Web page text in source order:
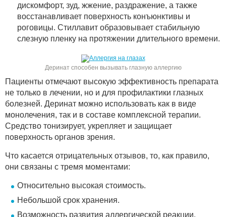
дискомфорт, зуд, жжение, раздражение, а также
восстанавливает поверхность конъюнктивы и
роговицы. Стиллавит образовывает стабильную
слезную пленку на протяжении длительного времени.
Деринат способен вызывать глазную аллергию
Пациенты отмечают высокую эффективность препарата
не только в лечении, но и для профилактики глазных
болезней. Деринат можно использовать как в виде
монолечения, так и в составе комплексной терапии.
Средство тонизирует, укрепляет и защищает
поверхность органов зрения.
Что касается отрицательных отзывов, то, как правило,
они связаны с тремя моментами:
Относительно высокая стоимость.
Небольшой срок хранения.
Возможность развития аллергической реакции.